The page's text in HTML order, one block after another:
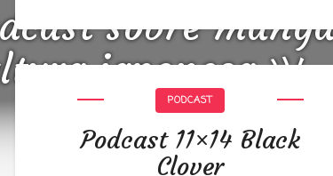
sobre
japonesa ツ
PODCAST
Podcast 11×14 Black
Clover